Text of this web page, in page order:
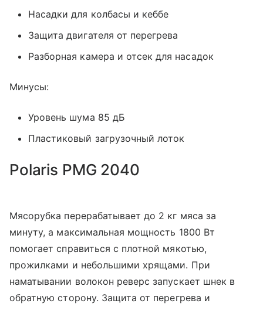
Насадки для колбасы и кеббе
Защита двигателя от перегрева
Разборная камера и отсек для насадок
Минусы:
Уровень шума 85 дБ
Пластиковый загрузочный лоток
Polaris PMG 2040
Мясорубка перерабатывает до 2 кг мяса за
минуту, а максимальная мощность 1800 Вт
помогает справиться с плотной мякотью,
прожилками и небольшими хрящами. При
наматывании волокон реверс запускает шнек в
обратную сторону. Защита от перегрева и